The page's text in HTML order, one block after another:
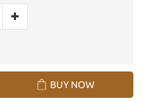
BUY NOW